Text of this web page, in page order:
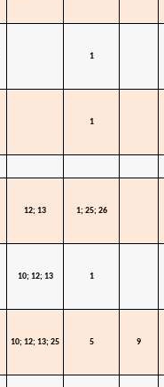
1
1
12; 13 1; 25; 26
10; 12; 13 1
10; 12; 13; 25 5 9